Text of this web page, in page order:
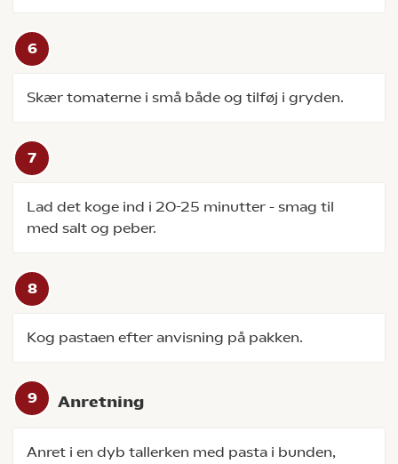
Skær tomaterne i små både og tilføj i gryden.
Lad det koge ind i 20-25 minutter - smag til
med salt og peber.
Kog pastaen efter anvisning på pakken.
Anretning
Anret i en dyb tallerken med pasta i bunden,